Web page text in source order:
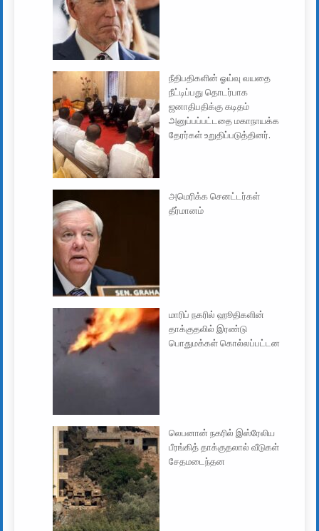
நீதிபதிகளின் ஓய்வு வயதை
நீட்டிப்பது தொடர்பாக
ஜனாதிபதிக்கு கடிதம்
அனுப்பப்பட்டதை மகாநாயக்க
தேரர்கள் உறுதிப்படுத்தினர்.
அமெரிக்க செனட்டர்கள்
தீர்மானம்
மாரிப் நகரில் ஹூதிகளின்
தாக்குதலில் இரண்டு
பொதுமக்கள் கொல்லப்பட்டன
லெபனான் நகரில் இஸ்ரேலிய
பீரங்கித் தாக்குதலால் வீடுகள்
சேதமடைந்தன